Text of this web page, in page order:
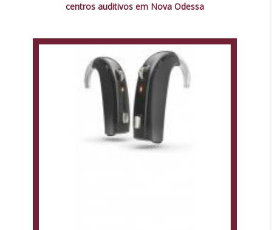
centros auditivos em Nova Odessa